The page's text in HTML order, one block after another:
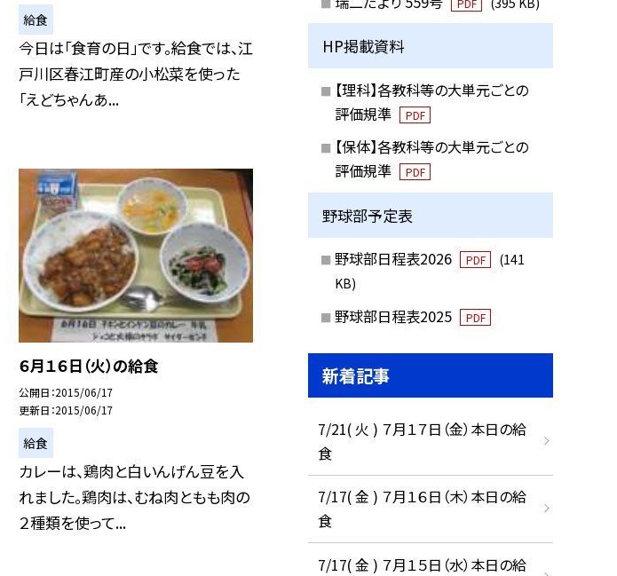
給食
今日は「食育の日」です。給食では、江
戸川区春江町産の小松菜を使った
「えどちゃんあ...
６月１６日（火）の給食
公開日 2015/06/17
更新日 2015/06/17
給食
カレーは、鶏肉と白いんげん豆を入
れました。鶏肉は、むね肉ともも肉の
２種類を使って...
HP掲載資料
【理科】各教科等の大単元ごとの
評価規準
PDF
【保体】各教科等の大単元ごとの
評価規準
PDF
野球部予定表
野球部日程表2026 PDF
(141
KB)
野球部日程表2025 PDF
新着記事
7/21( 火 ) ７月１７日（金）本日の給
食
7/17( 金 ) ７月１６日（木）本日の給
食
7/17( 金 ) ７月１５日（水）本日の給